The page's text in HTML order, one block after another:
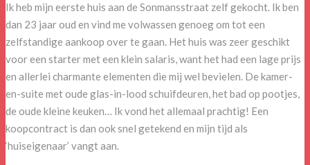
Ik heb mijn eerste huis aan de Sonmansstraat zelf gekocht. Ik ben
dan 23 jaar oud en vind me volwassen genoeg om tot een
zelfstandige aankoop over te gaan. Het huis was zeer geschikt
voor een starter met een klein salaris, want het had een lage prijs
en allerlei charmante elementen die mij wel bevielen. De kamer-
en-suite met oude glas-in-lood schuifdeuren, het bad op pootjes,
de oude kleine keuken… Ik vond het allemaal prachtig! Een
koopcontract is dan ook snel getekend en mijn tijd als
‘huiseigenaar’ vangt aan.